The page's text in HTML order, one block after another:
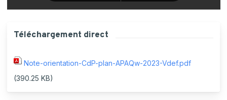
Téléchargement direct
Note-orientation-CdP-plan-APAQw-2023-Vdef.pdf
(390.25 KB)